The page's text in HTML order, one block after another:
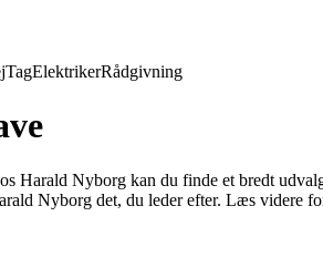
TagElektrikerRådgivning
Harald Nyborg kan du finde et bredt
Nyborg det, du leder efter. Læs videre